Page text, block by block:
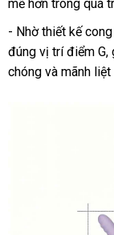
mẽ hơn trong quá
- Nhờ thiết kế
đúng vị trí điểm G,
chóng và mãnh liệt